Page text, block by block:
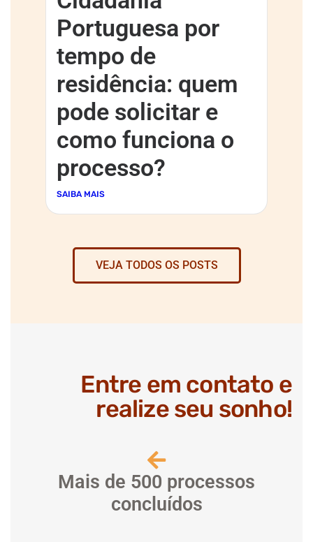
Portuguesa por
tempo de
residência: quem
pode solicitar e
como funciona o
processo?
SAIBA MAIS
VEJA TODOS OS POSTS
Entre em contato e
realize seu sonho!
Mais de 500 processos
concluídos